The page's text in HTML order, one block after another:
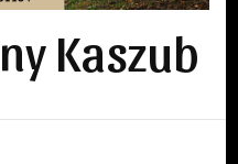
Kaszub